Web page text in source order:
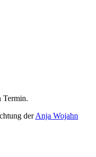
Termin.
derAnja Wojahn